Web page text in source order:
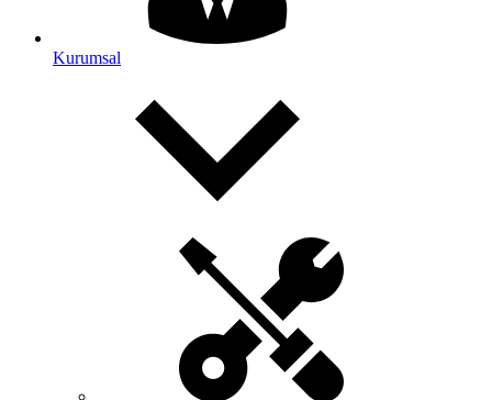
Kurumsal